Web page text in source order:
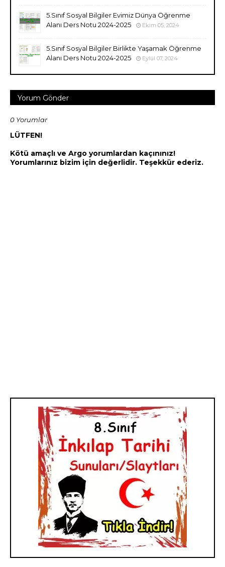
5.Sınıf Sosyal Bilgiler Evimiz Dünya Öğrenme
Alanı Ders Notu 2024-2025
Ekim 05, 2024
5.Sınıf Sosyal Bilgiler Birlikte Yaşamak Öğrenme
Alanı Ders Notu 2024-2025
Eylül 07, 2024
Yorum Gönder
0 Yorumlar
LÜTFEN!
Kötü amaçlı ve Argo yorumlardan kaçınınız!
Yorumlarınız bizim için değerlidir. Teşekkür ederiz.